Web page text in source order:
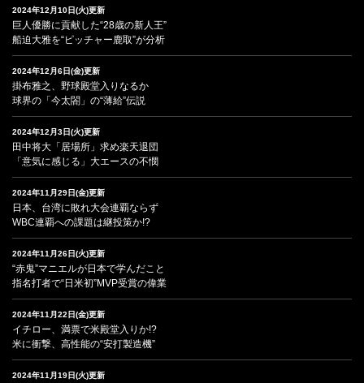
2024年12月10日(火)更新
巨人優勝に貢献した“28歳の新人王”
船迫大雅を“ピッチャー鹿取”が分析
2024年12月6日(金)更新
掛布雅之、野球殿堂入りなるか
球界の「今太閤」の“薄給”伝説
2024年12月3日(火)更新
田中将大「居場所」求め楽天退団
「意気に感じる」大エースの不憫
2024年11月29日(金)更新
日本、台湾に敗れ大会連覇ならず
WBC連覇への課題は継投策か!?
2024年11月26日(火)更新
“赤鬼”マニエルが日本で学んだこと
指名打者で“日米初”MVP受賞の偉業
2024年11月22日(金)更新
イチロー、満票で米殿堂入りか!?
米に衝撃、高性能の“安打製造機”
2024年11月19日(火)更新